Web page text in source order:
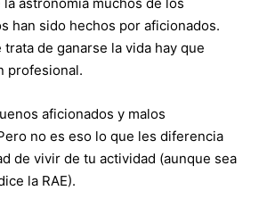
han sido hechos por aficionados.
trata de ganarse la vida hay que
profesional.
aficionados y malos
no es eso lo que les diferencia
de vivir de tu actividad (aunque sea
la RAE).